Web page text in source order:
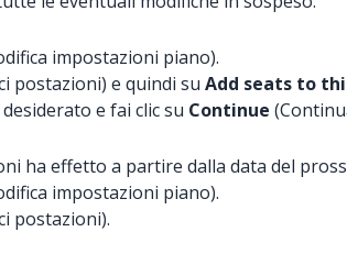
impostazioni piano).
postazioni) e quindi su Add seats to
e fai clic su Continue
ha effetto a partire dalla data del
impostazioni piano).
postazioni).